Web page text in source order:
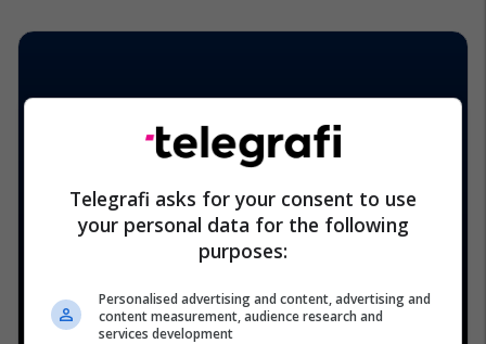
Telegrafi asks for your consent to use
your personal data for the following
purposes:
Personalised advertising and content, advertising and
content measurement, audience research and
services development